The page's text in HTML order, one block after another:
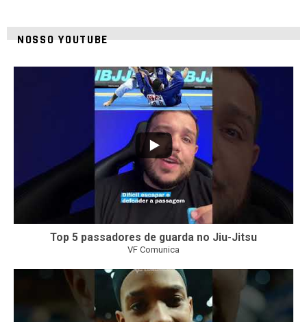
NOSSO YOUTUBE
Top 5 passadores de guarda no Jiu-Jitsu
VF Comunica